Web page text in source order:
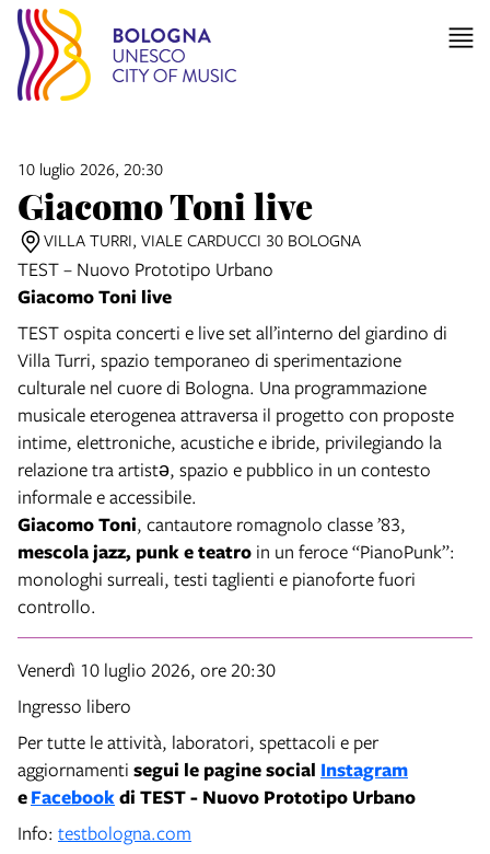
10 luglio 2026, 20:30
Giacomo Toni live
VILLA TURRI, VIALE CARDUCCI 30 BOLOGNA
TEST – Nuovo Prototipo Urbano
Giacomo Toni live
TEST ospita concerti e live set all’interno del giardino di
Villa Turri, spazio temporaneo di sperimentazione
culturale nel cuore di Bologna. Una programmazione
musicale eterogenea attraversa il progetto con proposte
intime, elettroniche, acustiche e ibride, privilegiando la
relazione tra artistə, spazio e pubblico in un contesto
informale e accessibile.
Giacomo Toni, cantautore romagnolo classe ’83,
mescola jazz, punk e teatro in un feroce “PianoPunk”:
monologhi surreali, testi taglienti e pianoforte fuori
controllo.
Venerdì 10 luglio 2026, ore 20:30
Ingresso libero
Per tutte le attività, laboratori, spettacoli e per
aggiornamenti segui le pagine social Instagram
eFacebookdi TEST - Nuovo Prototipo Urbano
Info: testbologna.com